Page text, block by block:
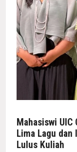
Mahasiswi
Lima Lagu
Lulus Kuliah